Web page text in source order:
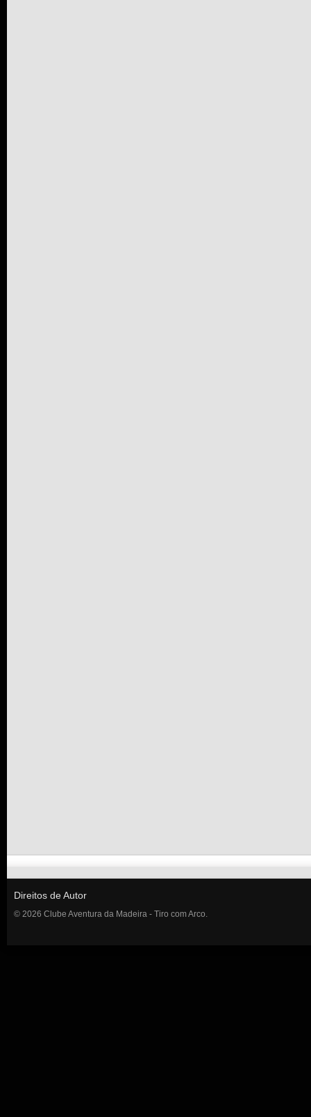
Direitos de Autor
© 2026 Clube Aventura da Madeira - Tiro com Arco.